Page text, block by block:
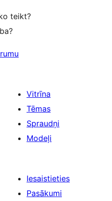
teikt?
Vitrīna
Tēmas
Spraudņi
Modeļi
Iesaistieties
Pasākumi